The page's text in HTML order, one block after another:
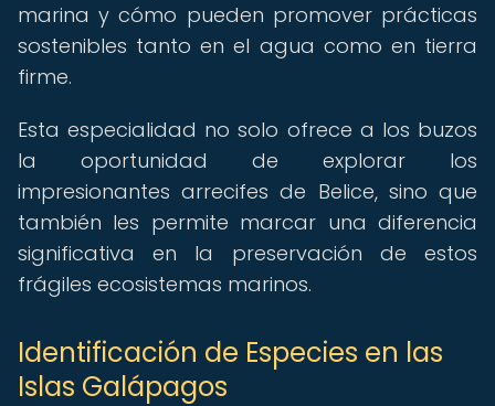
marina y cómo pueden promover prácticas
sostenibles tanto en el agua como en tierra
firme.
Esta especialidad no solo ofrece a los buzos
la oportunidad de explorar los
impresionantes arrecifes de Belice, sino que
también les permite marcar una diferencia
significativa en la preservación de estos
frágiles ecosistemas marinos.
Identificación de Especies en las
Islas Galápagos